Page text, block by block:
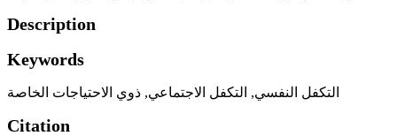
Description
Keywords
التكفل النفسي, التكفل الاجتماعي, ذوي الاحتياجات الخاصة
Citation